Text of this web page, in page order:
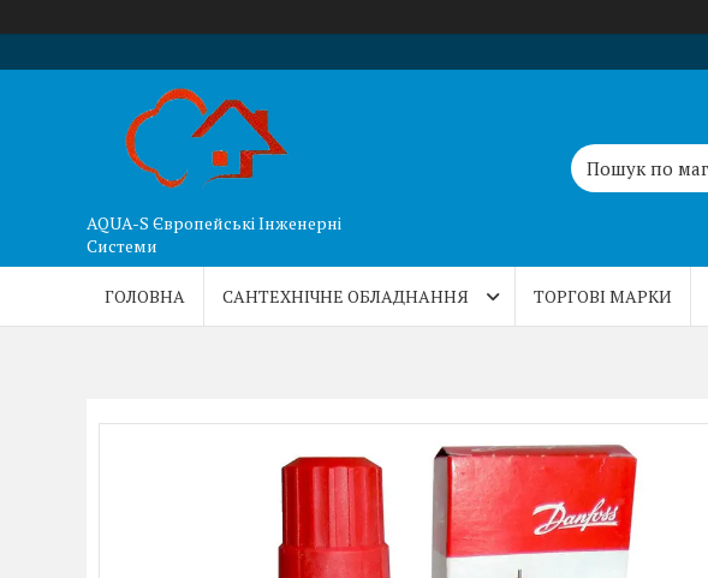
AQUA-S Європейські Інженерні
Системи
ГОЛОВНА САНТЕХНІЧНЕ ОБЛАДНАННЯ ТОРГОВІ МАРКИ